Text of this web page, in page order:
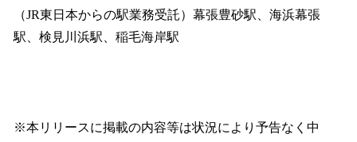
（JR東日本からの駅業務受託）幕張豊砂駅、海浜幕張
駅、検見川浜駅、稲毛海岸駅
※本リリースに掲載の内容等は状況により予告なく中